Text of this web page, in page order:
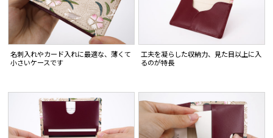
名刺入れやカード入れに最適な、薄くて
小さいケースです
工夫を凝らした収納力、見た目以上に入
るのが特長